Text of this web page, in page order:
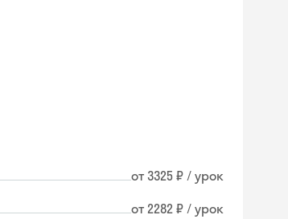
от 3325 ₽ / урок
от 2282 ₽ / урок